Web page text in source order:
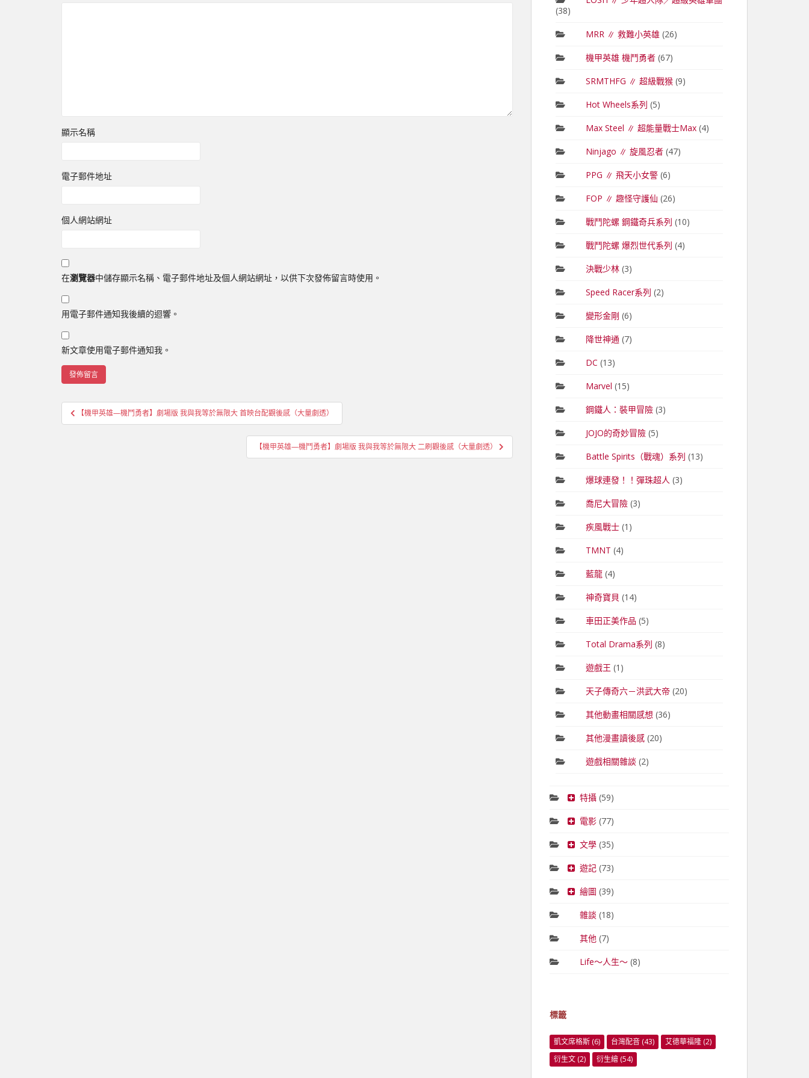
顯示名稱
電子郵件地址
個人網站網址
在瀏覽器中儲存顯示名稱、電子郵件地址及個人網站網址，以供下次發佈留言時使用。
用電子郵件通知我後續的迴響。
新文章使用電子郵件通知我。
文
章
【機甲英雄—機鬥勇者】劇場版 我與我等於無限大 首映台配觀後感（大量劇透）
【機甲英雄—機鬥勇者】劇場版 我與我等於無限大 二刷觀後感（大量劇透）
(38)
MRR ∥ 救難小英雄(26)
機甲英雄 機鬥勇者(67)
SRMTHFG ∥ 超級戰猴(9)
Hot Wheels系列 (5)
Max Steel ∥ 超能量戰士Max(4)
Ninjago ∥ 旋風忍者(47)
PPG ∥ 飛天小女警(6)
FOP ∥ 趣怪守護仙 (26)
戰鬥陀螺 鋼鐵奇兵系列 (10)
戰鬥陀螺 爆烈世代系列 (4)
決戰少林(3)
Speed Racer系列 (2)
變形金剛 (6)
降世神通 (7)
DC (13)
Marvel (15)
鋼鐵人：裝甲冒險(3)
JOJO的奇妙冒險(5)
Battle Spirits（戰魂）系列 (13)
爆球連發！！彈珠超人 (3)
喬尼大冒險(3)
疾風戰士(1)
TMNT (4)
藍龍(4)
神奇寶貝 (14)
車田正美作品 (5)
Total Drama系列 (8)
遊戲王 (1)
天子傳奇六－洪武大帝 (20)
其他動畫相關感想 (36)
其他漫畫讀後感(20)
遊戲相關雜談 (2)
特攝(59)
電影(77)
文學(35)
遊記(73)
繪圖 (39)
雜談 (18)
其他(7)
Life～人生～(8)
標籤
凱文席格斯 (6) 台灣配音 (43) 艾德華福隆 (2)
衍生文 (2) 衍生繪 (54)